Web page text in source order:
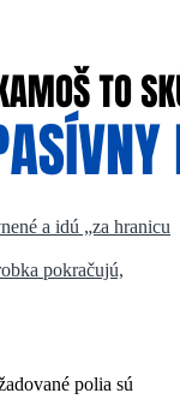
a idú „za hranicu
pokračujú,
polia sú